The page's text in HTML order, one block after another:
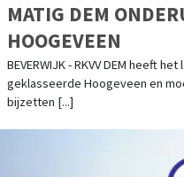
MATIG DEM
HOOGEVEEN
BEVERWIJK - RKVV DEM heeft
geklasseerde Hoogeveen en
bijzetten [...]